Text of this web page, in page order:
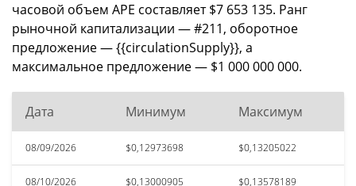
часовой объем APE составляет $7 653 135. Ранг
рыночной капитализации — #211, оборотное
предложение — {{circulationSupply}}, а
максимальное предложение — $1 000 000 000.
Дата Минимум Максимум
08/09/2026 $0,12973698 $0,13205022
08/10/2026 $0,13000905 $0,13578189